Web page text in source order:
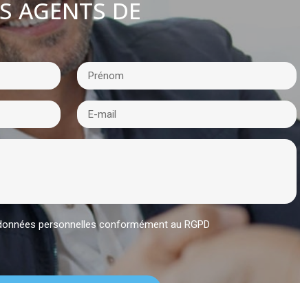
AGENTS DE
personnelles conformément au RGPD